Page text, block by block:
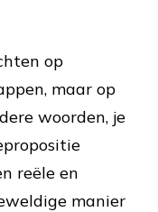
op
maar op
woorden, je
reële en
manier